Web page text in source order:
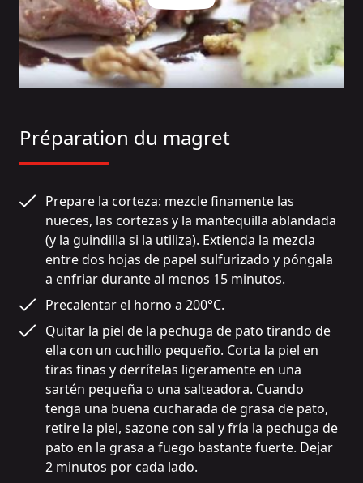
Préparation du magret
Prepare la corteza: mezcle finamente las
nueces, las cortezas y la mantequilla ablandada
(y la guindilla si la utiliza). Extienda la mezcla
entre dos hojas de papel sulfurizado y póngala
a enfriar durante al menos 15 minutos.
Precalentar el horno a 200°C.
Quitar la piel de la pechuga de pato tirando de
ella con un cuchillo pequeño. Corta la piel en
tiras finas y derrítelas ligeramente en una
sartén pequeña o una salteadora. Cuando
tenga una buena cucharada de grasa de pato,
retire la piel, sazone con sal y fría la pechuga de
pato en la grasa a fuego bastante fuerte. Dejar
2 minutos por cada lado.